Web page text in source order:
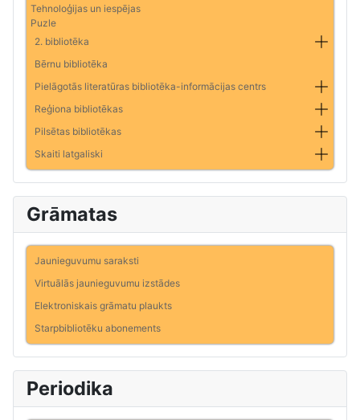
Tehnoloģijas un iespējas
Puzle
2. bibliotēka
Bērnu bibliotēka
Pielāgotās literatūras bibliotēka-informācijas centrs
Reģiona bibliotēkas
Pilsētas bibliotēkas
Skaiti latgaliski
Grāmatas
Jaunieguvumu saraksti
Virtuālās jaunieguvumu izstādes
Elektroniskais grāmatu plaukts
Starpbibliotēku abonements
Periodika